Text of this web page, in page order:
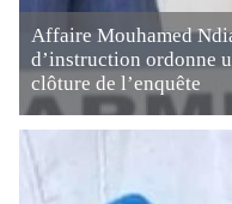
Affaire Mouhamed
d’instruction ordonne
clôture de l’enquête